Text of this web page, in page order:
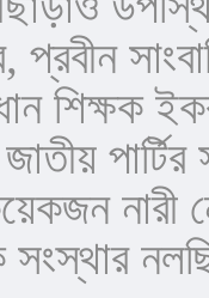
শিক্ষক
নারী
সংস্থার